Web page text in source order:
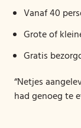
Vanaf 40
Grote of
Gratis
“Netjes
had genoeg te